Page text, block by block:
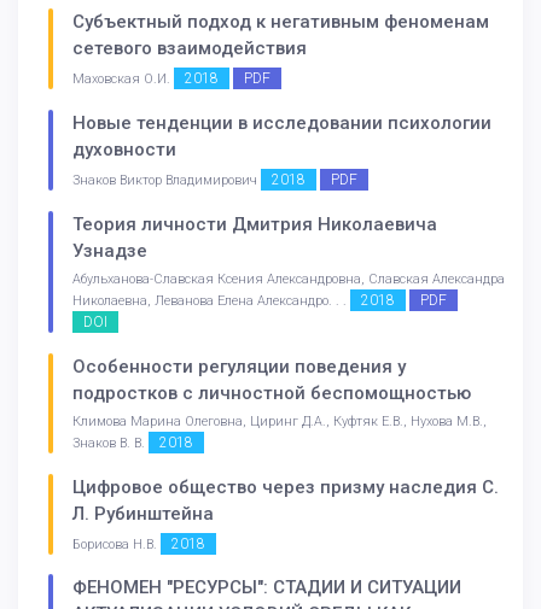
Субъектный подход к негативным феноменам
сетевого взаимодействия
Маховская О.И. 2018 PDF
Новые тенденции в исследовании психологии
духовности
Знаков Виктор Владимирович 2018 PDF
Теория личности Дмитрия Николаевича
Узнадзе
Абульханова-Славская Ксения Александровна, Славская Александра
Николаевна, Леванова Елена Александро. . .
2018
PDF
DOI
Особенности регуляции поведения у
подростков с личностной беспомощностью
Климова Марина Олеговна, Циринг Д.А., Куфтяк Е.В., Нухова М.В.,
Знаков В. В.
2018
Цифровое общество через призму наследия С.
Л. Рубинштейна
Борисова Н.В. 2018
ФЕНОМЕН "РЕСУРСЫ": СТАДИИ И СИТУАЦИИ